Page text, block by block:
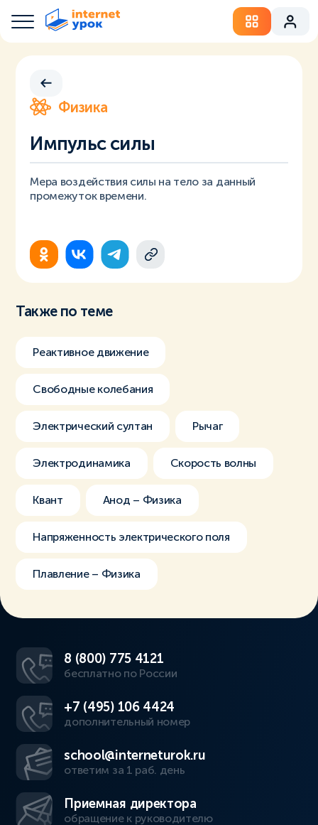
Физика
Импульс силы
Мера воздействия силы на тело за данный
промежуток времени.
Также по теме
Реактивное движение
Свободные колебания
Электрический султан Рычаг
Электродинамика Скорость волны
Квант Анод – Физика
Напряженность электрического поля
Плавление – Физика
8 (800) 775 4121
бесплатно по России
+7 (495) 106 4424
дополнительный номер
school@interneturok.ru
ответим за 1 раб. день
Приемная директора
обращение к руководителю